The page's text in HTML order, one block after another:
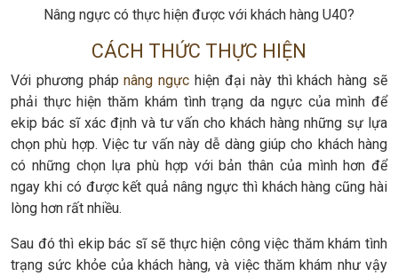
Nâng ngực có thực hiện được với khách hàng U40?
CÁCH THỨC THỰC HIỆN
Với phương phápnâng ngực hiện đại này thì khách hàng sẽ
phải thực hiện thăm khám tình trạng da ngực của mình để
ekip bác sĩ xác định và tư vấn cho khách hàng những sự lựa
chọn phù hợp. Việc tư vấn này dễ dàng giúp cho khách hàng
có những chọn lựa phù hợp với bản thân của mình hơn để
ngay khi có được kết quả nâng ngực thì khách hàng cũng hài
lòng hơn rất nhiều.
Sau đó thì ekip bác sĩ sẽ thực hiện công việc thăm khám tình
trạng sức khỏe của khách hàng, và việc thăm khám như vậy